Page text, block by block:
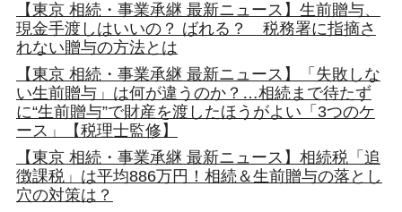
【東京 相続・事業承継 最新ニュース】生前贈与、
現金手渡しはいいの？ ばれる？ 税務署に指摘さ
れない贈与の方法とは
【東京 相続・事業承継 最新ニュース】「失敗しな
い生前贈与」は何が違うのか？…相続まで待たず
に“生前贈与”で財産を渡したほうがよい「3つのケ
ース」【税理士監修】
【東京 相続・事業承継 最新ニュース】相続税「追
徴課税」は平均886万円！相続＆生前贈与の落とし
穴の対策は？